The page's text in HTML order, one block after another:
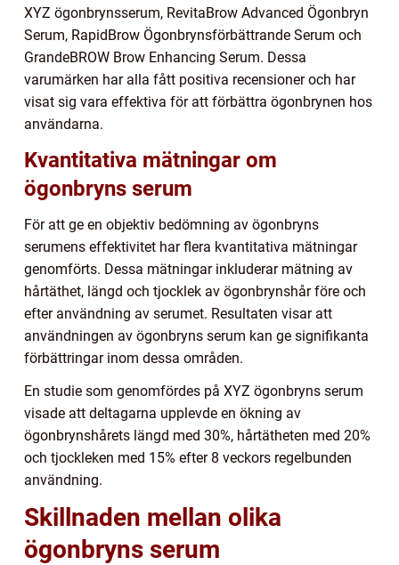
XYZ ögonbrynsserum, RevitaBrow Advanced Ögonbryn
Serum, RapidBrow Ögonbrynsförbättrande Serum och
GrandeBROW Brow Enhancing Serum. Dessa
varumärken har alla fått positiva recensioner och har
visat sig vara effektiva för att förbättra ögonbrynen hos
användarna.
Kvantitativa mätningar om
ögonbryns serum
För att ge en objektiv bedömning av ögonbryns
serumens effektivitet har flera kvantitativa mätningar
genomförts. Dessa mätningar inkluderar mätning av
hårtäthet, längd och tjocklek av ögonbrynshår före och
efter användning av serumet. Resultaten visar att
användningen av ögonbryns serum kan ge signifikanta
förbättringar inom dessa områden.
En studie som genomfördes på XYZ ögonbryns serum
visade att deltagarna upplevde en ökning av
ögonbrynshårets längd med 30%, hårtätheten med 20%
och tjockleken med 15% efter 8 veckors regelbunden
användning.
Skillnaden mellan olika
ögonbryns serum